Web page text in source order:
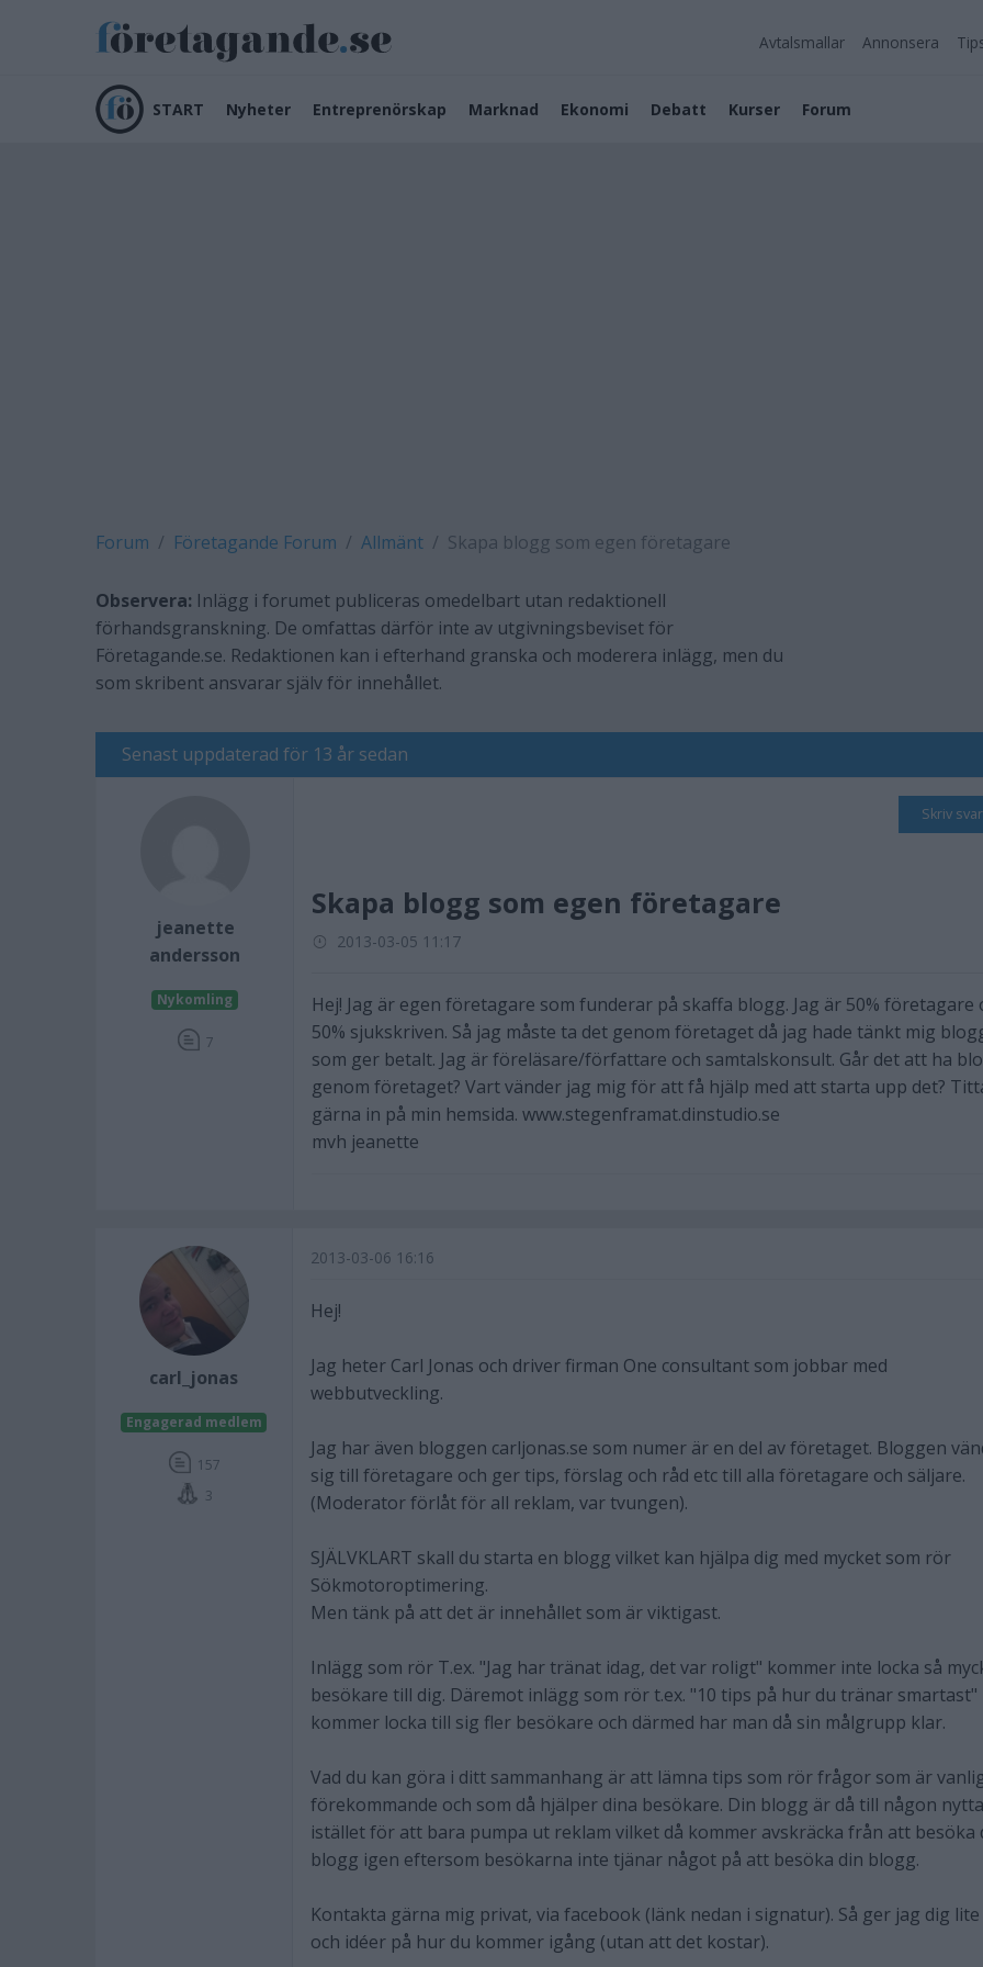
Avtalsmallar Annonsera
START Nyheter Entreprenörskap Marknad Ekonomi Debatt Kurser Forum
Forum Företagande Forum Allmänt Skapa blogg som egen företagare
Observera: Inlägg i forumet publiceras omedelbart utan redaktionell
förhandsgranskning. De omfattas därför inte av utgivningsbeviset för
Företagande.se. Redaktionen kan i efterhand granska och moderera inlägg, men du
som skribent ansvarar själv för innehållet.
Senast uppdaterad för 13 år sedan
jeanette
andersson
Nykomling
7
Skriv svar
Skapa blogg som egen företagare
2013-03-05 11:17
Hej! Jag är egen företagare som funderar på skaffa blogg. Jag är 50% företagare
50% sjukskriven. Så jag måste ta det genom företaget då jag hade tänkt mig
som ger betalt. Jag är föreläsare/författare och samtalskonsult. Går det att ha
genom företaget? Vart vänder jag mig för att få hjälp med att starta upp det?
gärna in på min hemsida. www.stegenframat.dinstudio.se
mvh jeanette
carl_jonas
Engagerad medlem
157
3
2013-03-06 16:16
Hej!
Jag heter Carl Jonas och driver firman One consultant som jobbar med
webbutveckling.
Jag har även bloggen carljonas.se som numer är en del av företaget. Bloggen
sig till företagare och ger tips, förslag och råd etc till alla företagare och säljare.
(Moderator förlåt för all reklam, var tvungen).
SJÄLVKLART skall du starta en blogg vilket kan hjälpa dig med mycket som rör
Sökmotoroptimering.
Men tänk på att det är innehållet som är viktigast.
Inlägg som rör T.ex. "Jag har tränat idag, det var roligt" kommer inte locka så
besökare till dig. Däremot inlägg som rör t.ex. "10 tips på hur du tränar smartast"
kommer locka till sig fler besökare och därmed har man då sin målgrupp klar.
Vad du kan göra i ditt sammanhang är att lämna tips som rör frågor som är
förekommande och som då hjälper dina besökare. Din blogg är då till någon nytta
istället för att bara pumpa ut reklam vilket då kommer avskräcka från att besöka
blogg igen eftersom besökarna inte tjänar något på att besöka din blogg.
Kontakta gärna mig privat, via facebook (länk nedan i signatur). Så ger jag dig
och idéer på hur du kommer igång (utan att det kostar).